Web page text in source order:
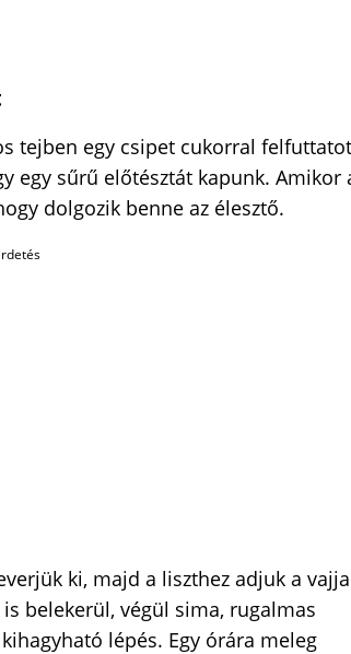
tejben egy csipet cukorral
egy sűrű előtésztát kapunk. Amikor
dolgozik benne az élesztő.
ki, majd a liszthez adjuk a
belekerül, végül sima, rugalmas
lépés. Egy órára meleg